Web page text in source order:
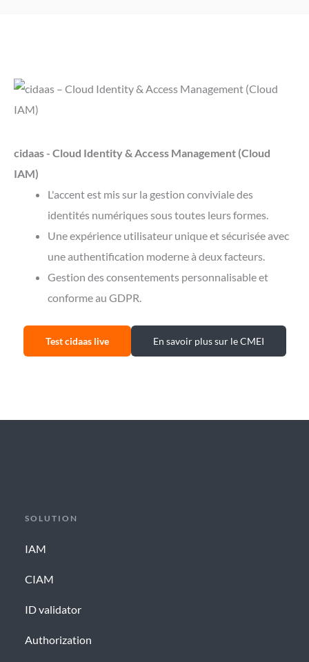
cidaas - Cloud Identity & Access Management (Cloud
IAM)
L'accent est mis sur la gestion conviviale des
identités numériques sous toutes leurs formes.
Une expérience utilisateur unique et sécurisée avec
une authentification moderne à deux facteurs.
Gestion des consentements personnalisable et
conforme au GDPR.
Test cidaas live En savoir plus sur le CMEI
SOLUTION
IAM
CIAM
ID validator
Authorization